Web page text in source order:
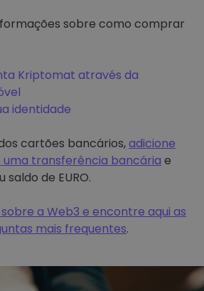
sobre como comprar
Kriptomat através da
identidade
cartões bancários,adicione
uma transferência bancária e
de EURO.
a Web3 e encontre aqui as
mais frequentes.